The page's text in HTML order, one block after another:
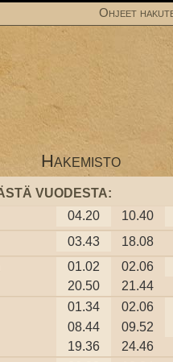
Ohjeet
Hakemisto
VUODESTA:
04.20 10.40
03.43
18.08
01.02 02.06
20.50
21.44
01.34 02.06
08.44
09.52
19.36
24.46